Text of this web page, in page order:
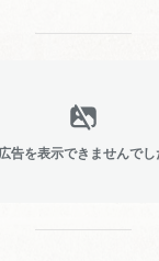
広告を表示できませんでし